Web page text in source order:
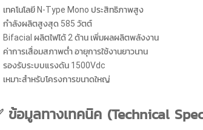
เทคโนโลยี N-Type Mono ประสิทธิภาพสูง
กำลังผลิตสูงสุด 585 วัตต์
Bifacial ผลิตไฟได้ 2 ด้าน เพิ่มผลผลิตพลังงาน
ค่าการเสื่อมสภาพต่ำ อายุการใช้งานยาวนาน
รองรับระบบแรงดัน 1500Vdc
เหมาะสำหรับโครงการขนาดใหญ่
ข้อมูลทางเทคนิค (Technical